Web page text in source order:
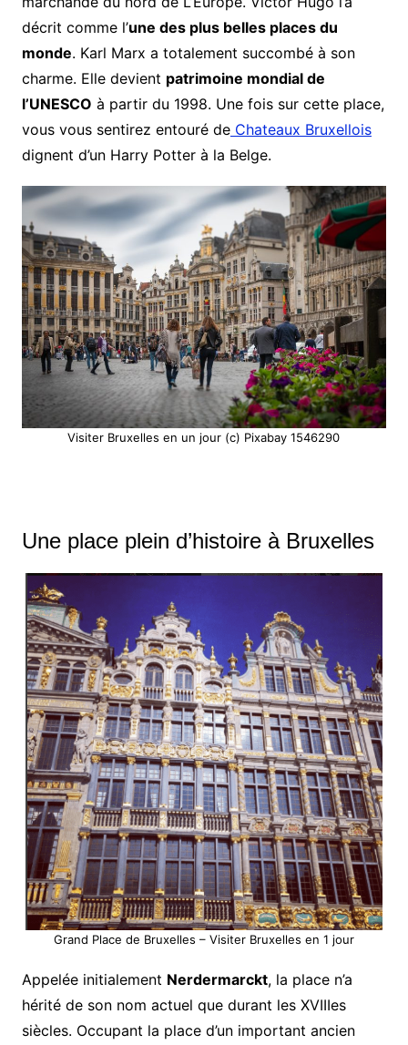
décrit comme l’une des plus belles places du
monde. Karl Marx a totalement succombé à son
charme. Elle devient patrimoine mondial de
l’UNESCO à partir du 1998. Une fois sur cette place,
vous vous sentirez entouré deChateaux Bruxellois
dignent d’un Harry Potter à la Belge.
Visiter Bruxelles en un jour (c) Pixabay 1546290
Une place plein d’histoire à Bruxelles
Grand Place de Bruxelles – Visiter Bruxelles en 1 jour
Appelée initialement Nerdermarckt, la place n’a
hérité de son nom actuel que durant les XVIIIes
siècles. Occupant la place d’un important ancien